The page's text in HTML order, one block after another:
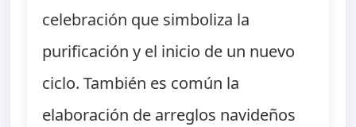
celebración que simboliza la
purificación y el inicio de un nuevo
ciclo. También es común la
elaboración de arreglos navideños